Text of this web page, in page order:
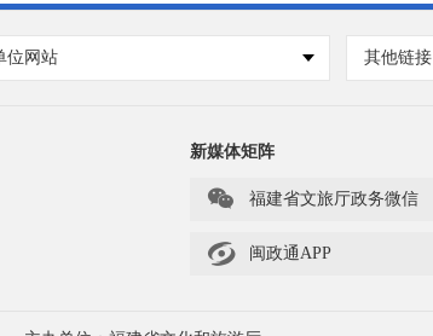
位网站 其他链接
新媒体矩阵
 福建省文旅厅政务微信
 闽政通APP